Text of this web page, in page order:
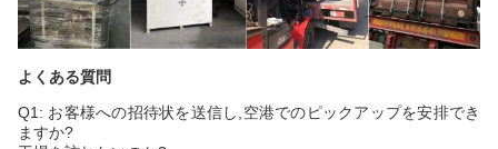
よくある質問
Q1: お客様への招待状を送信し,空港でのピックアップを安排でき
ますか?